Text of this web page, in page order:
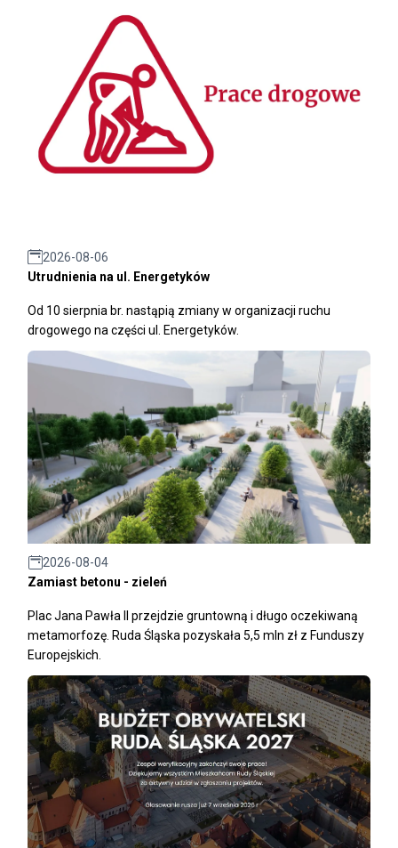
2026-08-06
Utrudnienia na ul. Energetyków
Od 10 sierpnia br. nastąpią zmiany w organizacji ruchu
drogowego na części ul. Energetyków.
2026-08-04
Zamiast betonu - zieleń
Plac Jana Pawła II przejdzie gruntowną i długo oczekiwaną
metamorfozę. Ruda Śląska pozyskała 5,5 mln zł z Funduszy
Europejskich.